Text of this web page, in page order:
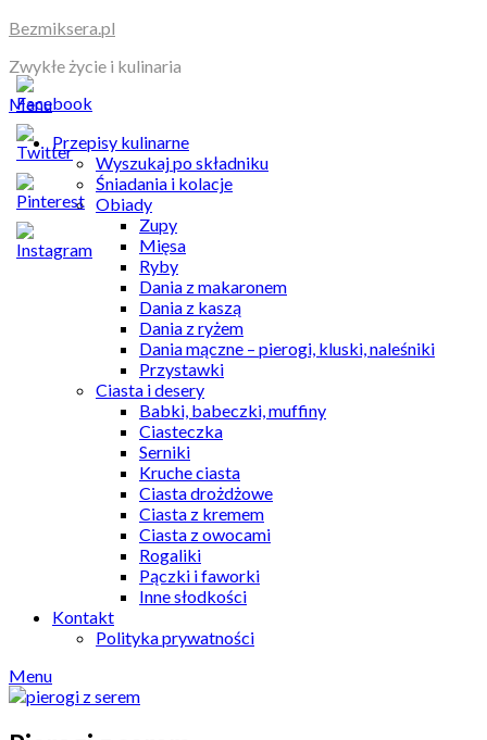
Skip
content
Bezmiksera.pl
Zwykłe życie i kulinaria
Menu
Przepisy kulinarne
Wyszukaj po składniku
Śniadania i kolacje
Obiady
Zupy
Mięsa
Ryby
Dania z makaronem
Dania z kaszą
Dania z ryżem
Dania mączne – pierogi, kluski, naleśniki
Przystawki
Ciasta i desery
Babki, babeczki, muffiny
Ciasteczka
Serniki
Kruche ciasta
Ciasta drożdżowe
Ciasta z kremem
Ciasta z owocami
Rogaliki
Pączki i faworki
Inne słodkości
Kontakt
Polityka prywatności
Menu